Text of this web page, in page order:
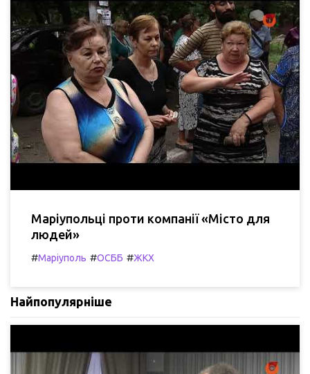
Маріупольці проти компанії «Місто для
людей»
#Маріуполь #ОСББ #ЖКХ
Найпопулярніше